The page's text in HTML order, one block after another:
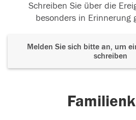
Schreiben Sie über die
besonders in Erinnerung
Melden Sie sich bitte an, um
schreiben